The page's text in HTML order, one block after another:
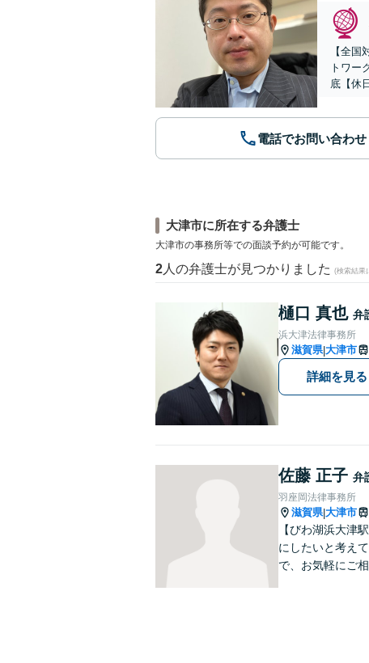
【全
トワー
底【休
電話でお問い合わせ
大津市に所在する弁護士
大津市の事務所等での面談予約が可能です。
2 人の弁護士が見つかりました (検索結果
樋口 真也 弁
浜大津法律事務所
滋賀県|大津市
詳細を見る
佐藤 正子 弁
羽座岡法律事務所
滋賀県|大津市
【びわ湖浜大津
にしたいと考え
で、お気軽にご